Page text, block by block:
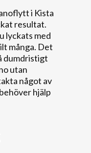
i Kista
resultat.
lyckats med
många. Det
dumdristigt
utan
något av
hjälp